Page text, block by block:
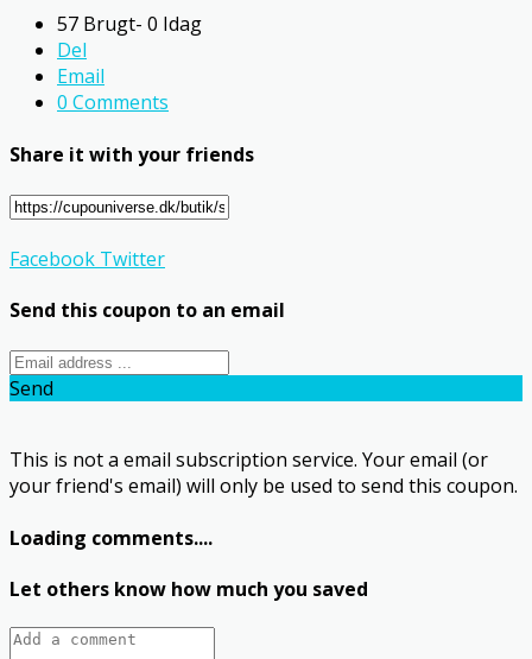
57 Brugt- 0 Idag
Del
Email
0 Comments
Share it with your friends
Facebook Twitter
Send this coupon to an email
Send
This is not a email subscription service. Your email (or
your friend's email) will only be used to send this coupon.
Loading comments....
Let others know how much you saved